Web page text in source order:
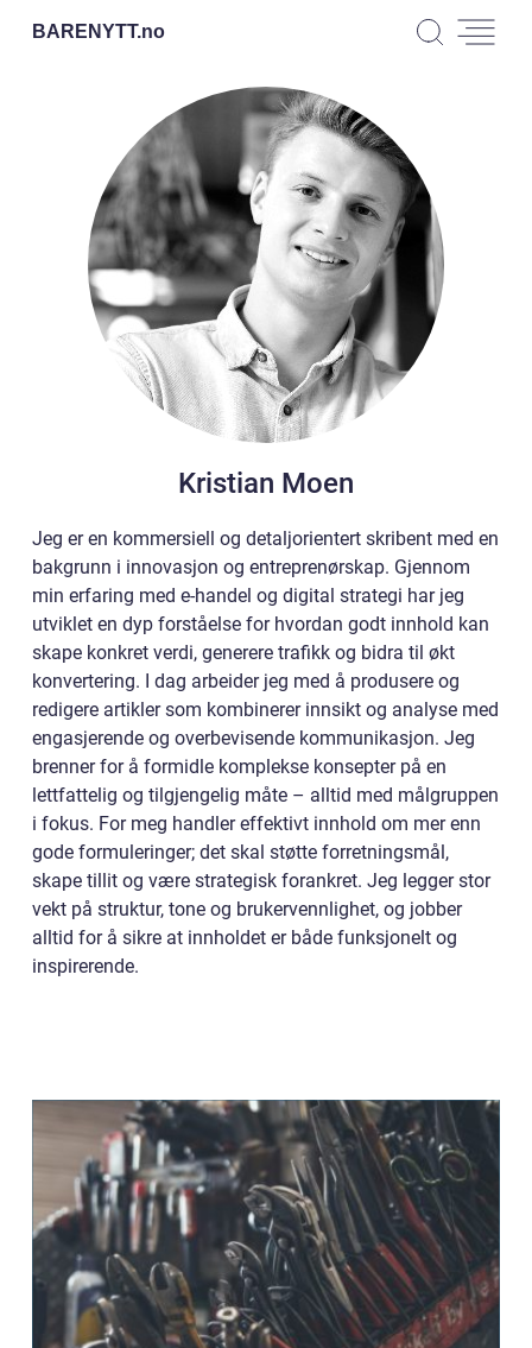
BARENYTT.no
Kristian Moen
Jeg er en kommersiell og detaljorientert skribent med en
bakgrunn i innovasjon og entreprenørskap. Gjennom
min erfaring med e-handel og digital strategi har jeg
utviklet en dyp forståelse for hvordan godt innhold kan
skape konkret verdi, generere trafikk og bidra til økt
konvertering. I dag arbeider jeg med å produsere og
redigere artikler som kombinerer innsikt og analyse med
engasjerende og overbevisende kommunikasjon. Jeg
brenner for å formidle komplekse konsepter på en
lettfattelig og tilgjengelig måte – alltid med målgruppen
i fokus. For meg handler effektivt innhold om mer enn
gode formuleringer; det skal støtte forretningsmål,
skape tillit og være strategisk forankret. Jeg legger stor
vekt på struktur, tone og brukervennlighet, og jobber
alltid for å sikre at innholdet er både funksjonelt og
inspirerende.